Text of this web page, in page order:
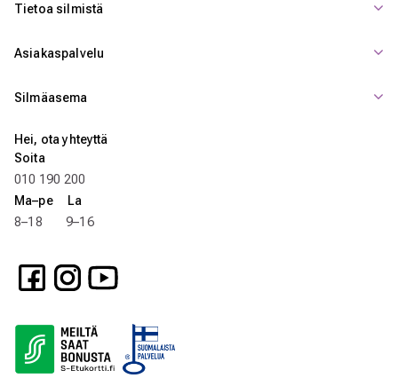
Tietoa silmistä
Asiakaspalvelu
Silmäasema
Hei, ota yhteyttä
Soita
010 190 200
Ma–pe La
8–18 9–16